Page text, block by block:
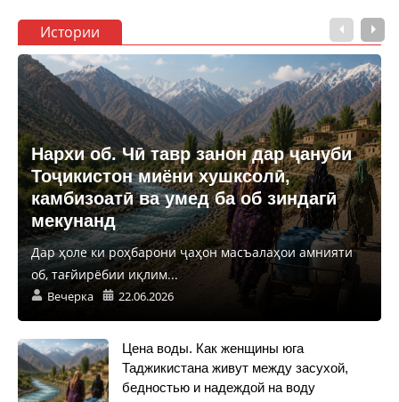
Истории
Нархи об. Чӣ тавр занон дар ҷануби
Тоҷикистон миёни хушксолӣ,
камбизоатӣ ва умед ба об зиндагӣ
мекунанд
Дар ҳоле ки роҳбарони ҷаҳон масъалаҳои амнияти
об, тағйирёбии иқлим...
Вечерка 22.06.2026
Цена воды. Как женщины юга
Таджикистана живут между засухой,
бедностью и надеждой на воду